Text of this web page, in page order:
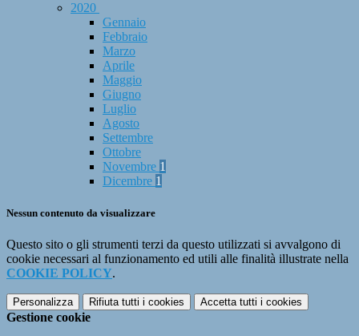
2020
Gennaio
Febbraio
Marzo
Aprile
Maggio
Giugno
Luglio
Agosto
Settembre
Ottobre
Novembre 1
Dicembre 1
Nessun contenuto da visualizzare
Questo sito o gli strumenti terzi da questo utilizzati si avvalgono di
cookie necessari al funzionamento ed utili alle finalità illustrate nella
COOKIE POLICY.
Personalizza Rifiuta tutti i cookies Accetta tutti i cookies
Gestione cookie